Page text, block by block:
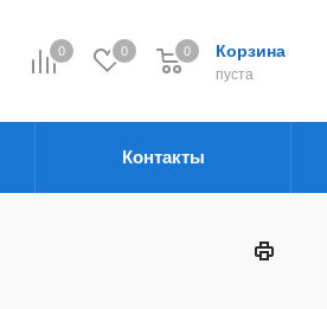
0 0 Корзина
пуста
0
Контакты